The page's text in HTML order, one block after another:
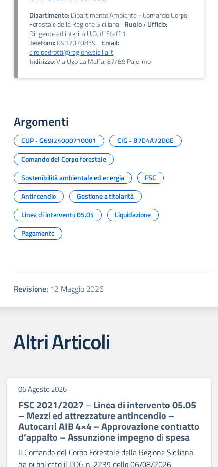
Dipartimento:Dipartimento Ambiente - Comando Corpo
Forestale della Regione Siciliana Ruolo / Ufficio:
Dirigente ad interim U.O. di Staff 1
Telefono:0917070859 Email:
ciro.pedrotti@regione.sicilia.it
Indirizzo:Via Ugo La Malfa, 87/89 Palermo
Argomenti
CUP - G69I24000710001
CIG - B7D4A72D0E
Comando del Corpo forestale
Sostenibilità ambientale ed energia
FSC
Antincendio
Gestione a titolarità
Linea di intervento 05.05
Liquidazione
Pagamento
Revisione: 12 Maggio 2026
Altri Articoli
06 Agosto 2026
FSC 2021/2027 – Linea di intervento 05.05
– Mezzi ed attrezzature antincendio –
Autocarri AIB 4×4 – Approvazione contratto
d’appalto – Assunzione impegno di spesa
Il Comando del Corpo Forestale della Regione Siciliana
ha pubblicato il DDG n. 2239 dello 06/08/2026